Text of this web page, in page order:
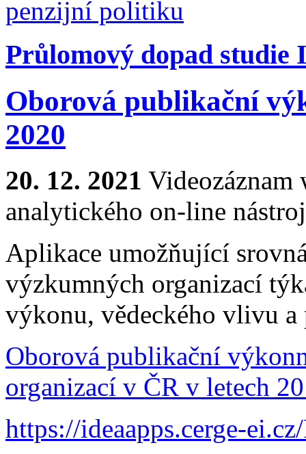
Průlomový dopad
Oborová publikační
2020
20. 12. 2021 Videozáznam
analytického on-line
Aplikace umožňující
výzkumných organizací
výkonu, vědeckého vlivu
Oborová publikační
organizací v ČR v letech
https://ideaapps.cerge-